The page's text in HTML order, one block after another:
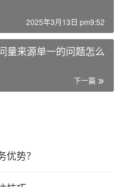
2025年3月13日 pm9:52
量来源单一的问题怎么
下一篇
势？